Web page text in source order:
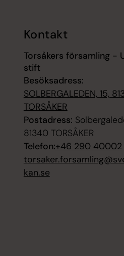
Kontakt
Torsåkers församling -
stift
Besöksadress:
SOLBERGALEDEN, 15,
TORSÅKER
Postadress:
81340 TORSÅKER
Telefon:+46 290 40002
kan.se